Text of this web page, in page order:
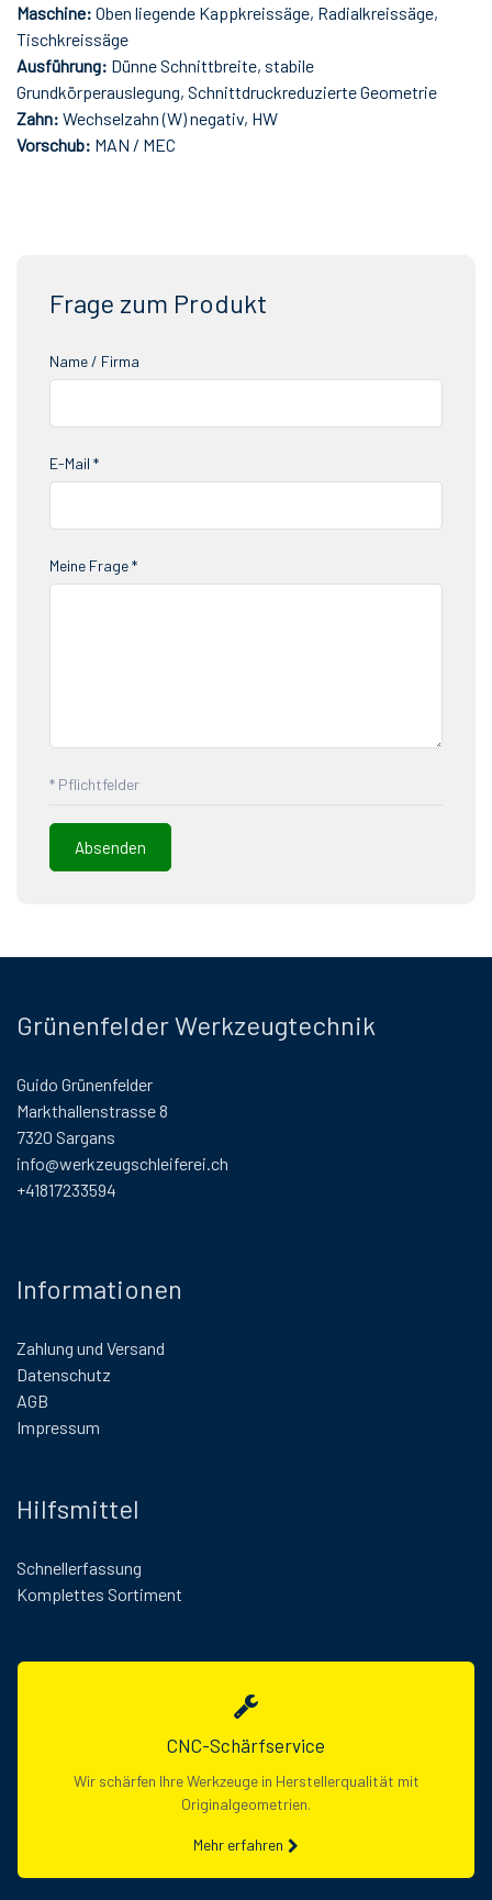
Maschine: Oben liegende Kappkreissäge, Radialkreissäge,
Tischkreissäge
Ausführung: Dünne Schnittbreite, stabile
Grundkörperauslegung, Schnittdruckreduzierte Geometrie
Zahn: Wechselzahn (W) negativ, HW
Vorschub: MAN / MEC
Frage zum Produkt
Name / Firma
E-Mail *
Meine Frage *
* Pflichtfelder
Grünenfelder Werkzeugtechnik
Guido Grünenfelder
Markthallenstrasse 8
7320 Sargans
info@werkzeugschleiferei.ch
+41817233594
Informationen
Zahlung und Versand
Datenschutz
AGB
Impressum
Hilfsmittel
Schnellerfassung
Komplettes Sortiment
CNC-Schärfservice
Wir schärfen Ihre Werkzeuge in Herstellerqualität mit
Originalgeometrien.
Mehr erfahren